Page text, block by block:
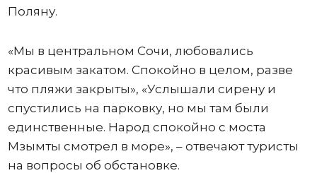
Поляну.
«Мы в центральном Сочи, любовались
красивым закатом. Спокойно в целом, разве
что пляжи закрыты», «Услышали сирену и
спустились на парковку, но мы там были
единственные. Народ спокойно с моста
Мзымты смотрел в море», – отвечают туристы
на вопросы об обстановке.